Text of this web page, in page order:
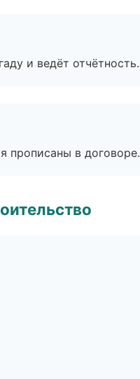
и ведёт отчётность.
прописаны в договоре.